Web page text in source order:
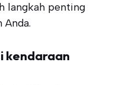
langkah penting
kendaraan